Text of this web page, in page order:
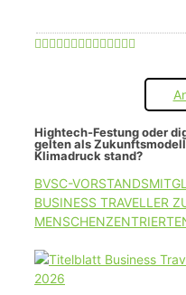
Hightech-Festung oder
gelten als
Klimadruck stand?
BVSC-
BUSINESS TRAVELLER